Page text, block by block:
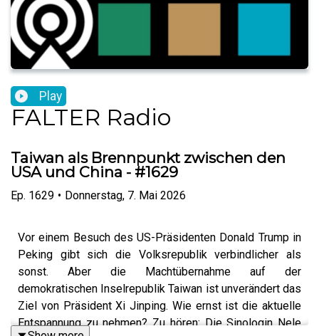
Play
FALTER Radio
Taiwan als Brennpunkt zwischen den
USA und China - #1629
Ep. 1629 • Donnerstag, 7. Mai 2026
Vor einem Besuch des US-Präsidenten Donald Trump in
Peking gibt sich die Volksrepublik verbindlicher als
sonst. Aber die Machtübernahme auf der
demokratischen Inselrepublik Taiwan ist unverändert das
Ziel von Präsident Xi Jinping. Wie ernst ist die aktuelle
Entspannung zu nehmen? Zu hören: Die Sinologin Nele